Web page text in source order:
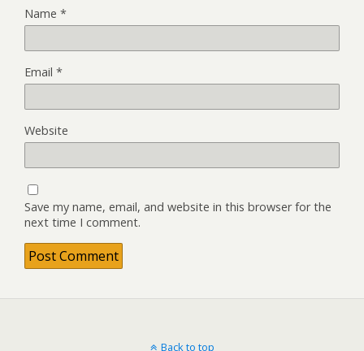
Name *
Email *
Website
Save my name, email, and website in this browser for the
next time I comment.
Back to top